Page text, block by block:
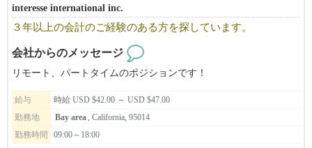
の表れ。
国内と比べる訳ではありませんが、そういった部分が大きく違う
だからこそ、働くスタッフには給与などの部分でしっかりと還元
することができているんです！
◆◇実際に、当社で働く日本人スタッフの給与は
​※月給975,5334円～1,575,4260円​ →​ 6173ドル～9970ドル以上 ​※
$1=¥1​58 （2026年3月換算）
頑張って働いてもらった分は、しっかりと給与で評価していま
interesse international inc.
３年以上の会計のご経験のある方を探しています。
会社からのメッセージ
リモート、パートタイムのポジションです！
給与
時給 USD $42.00 ～ USD $47.00
勤務地
Bay area , California, 95014
勤務時間
09:00～18:00